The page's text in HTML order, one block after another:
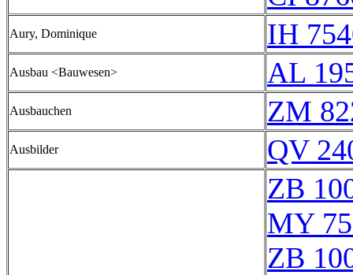
Aury, Dominique IH
Ausbau <Bauwesen> AL
Ausbauchen ZM
Ausbilder
QV
ZB
MY
ZB